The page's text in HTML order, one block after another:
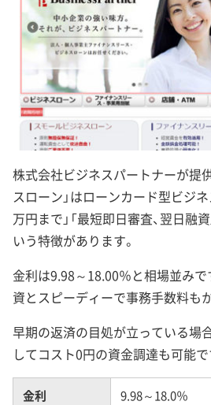
株式会社ビジネスパートナーが提
スローン」はローンカード型ビジネ
万円まで」「最短即日審査、翌日融
いう特徴があります。
金利は9.98～18.00％と相場並みで
資とスピーディーで事務手数料も
早期の返済の目処が立っている場
してコスト0円の資金調達も可能で
金利 9.98～18.0％